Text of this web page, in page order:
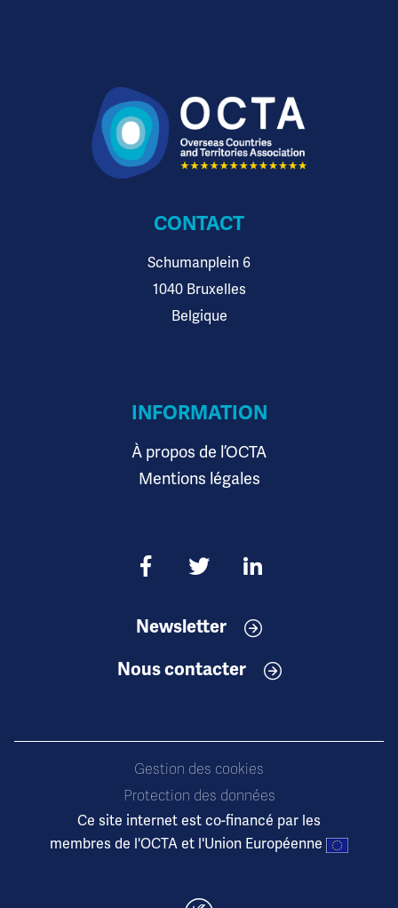
CONTACT
Schumanplein 6
1040 Bruxelles
Belgique
INFORMATION
À propos de l’OCTA
Mentions légales
Newsletter
Nous contacter
Gestion des cookies
Protection des données
Ce site internet est co-financé par les
membres de l'OCTA et l'Union Européenne